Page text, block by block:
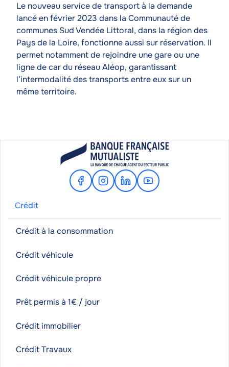
Le nouveau service de transport à la demande
lancé en février 2023 dans la Communauté de
communes Sud Vendée Littoral, dans la région des
Pays de la Loire, fonctionne aussi sur réservation. Il
permet notamment de rejoindre une gare ou une
ligne de car du réseau Aléop, garantissant
l’intermodalité des transports entre eux sur un
même territoire.
FacebookInstagram
LinkedinYoutube
Crédit
Crédit à la consommation
Crédit véhicule
Crédit véhicule propre
Prêt permis à 1€ / jour
Crédit immobilier
Crédit Travaux